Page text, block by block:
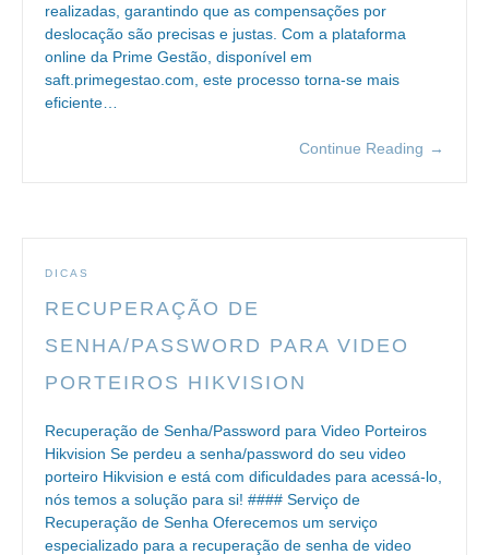
realizadas, garantindo que as compensações por
deslocação são precisas e justas. Com a plataforma
online da Prime Gestão, disponível em
saft.primegestao.com, este processo torna-se mais
eficiente…
Continue Reading →
DICAS
RECUPERAÇÃO DE
SENHA/PASSWORD PARA VIDEO
PORTEIROS HIKVISION
Recuperação de Senha/Password para Video Porteiros
Hikvision Se perdeu a senha/password do seu video
porteiro Hikvision e está com dificuldades para acessá-lo,
nós temos a solução para si! #### Serviço de
Recuperação de Senha Oferecemos um serviço
especializado para a recuperação de senha de video